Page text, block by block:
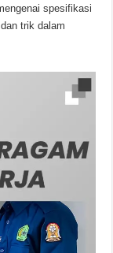
spesifikasi
trik dalam